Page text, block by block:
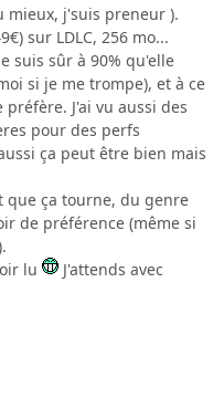
mieux, j'suis preneur ).
sur LDLC, 256 mo...
suis sûr à 90% qu'elle
si je me trompe), et à ce
J'ai vu aussi des
pour des perfs
ça peut être bien mais
que ça tourne, du genre
de préférence (même si
lu
J'attends avec